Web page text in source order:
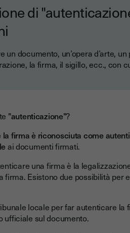
di
un documento, un’opera d’arte,
la firma, il sigillo, ecc., con
"autenticazione"?
la firma è riconosciuta come
ai documenti firmati.
una firma è la
Esistono due possibilità per
locale per far autenticare
ufficiale sul documento.